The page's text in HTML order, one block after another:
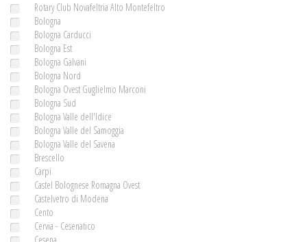
Rotary Club Novafeltria Alto Montefeltro
Bologna
Bologna Carducci
Bologna Est
Bologna Galvani
Bologna Nord
Bologna Ovest Guglielmo Marconi
Bologna Sud
Bologna Valle dell'Idice
Bologna Valle del Samoggia
Bologna Valle del Savena
Brescello
Carpi
Castel Bolognese Romagna Ovest
Castelvetro di Modena
Cento
Cervia - Cesenatico